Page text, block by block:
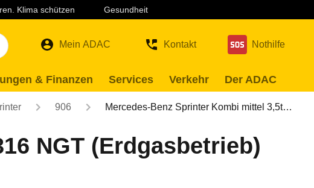
Klima schützen Gesundheit
Mein ADAC Kontakt Nothilfe
& Finanzen Services Verkehr Der ADAC
906 Mercedes-Benz Sprinter Kombi mittel 3,5t…
NGT (Erdgasbetrieb)